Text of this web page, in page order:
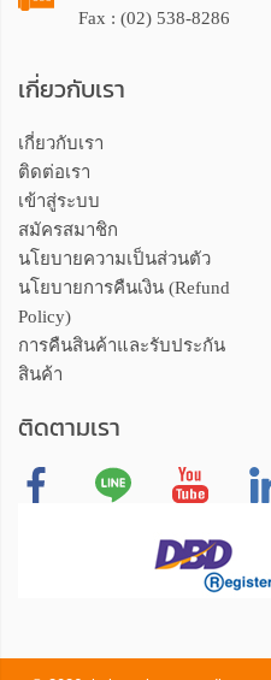
Fax : (02) 538-8286
เกี่ยวกับเรา
เกี่ยวกับเรา
ติดต่อเรา
เข้าสู่ระบบ
สมัครสมาชิก
นโยบายความเป็นส่วนตัว
นโยบายการคืนเงิน (Refund
Policy)
การคืนสินค้าและรับประกัน
สินค้า
ติดตามเรา